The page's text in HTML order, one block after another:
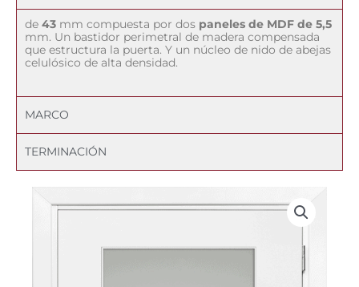
de 43 mm compuesta por dos paneles de MDF de 5,5
mm. Un bastidor perimetral de madera compensada
que estructura la puerta. Y un núcleo de nido de abejas
celulósico de alta densidad.
MARCO
TERMINACIÓN